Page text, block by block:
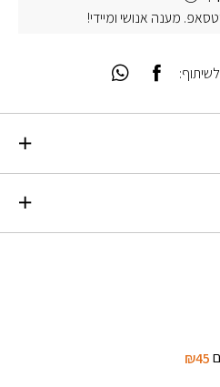
מענה אנושי ומיידי!
₪45